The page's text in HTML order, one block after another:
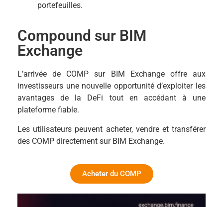
portefeuilles.
Compound sur BIM
Exchange
L’arrivée de COMP sur BIM Exchange offre aux
investisseurs une nouvelle opportunité d’exploiter les
avantages de la DeFi tout en accédant à une
plateforme fiable.
Les utilisateurs peuvent acheter, vendre et transférer
des COMP directement sur BIM Exchange.
Acheter du COMP